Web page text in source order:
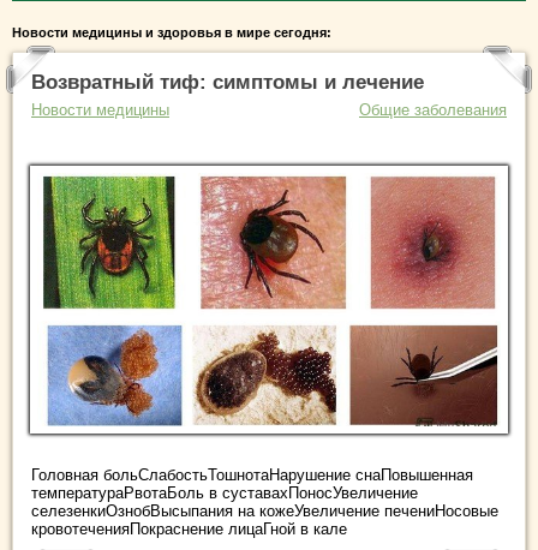
Новости медицины и здоровья в мире сегодня:
Возвратный тиф: симптомы и лечение
Новости медицины Общие заболевания
Головная больСлабостьТошнотаНарушение снаПовышенная
температураРвотаБоль в суставахПоносУвеличение
селезенкиОзнобВысыпания на кожеУвеличение печениНосовые
кровотеченияПокраснение лицаГной в кале